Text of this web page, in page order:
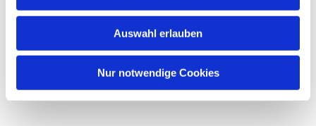
Auswahl erlauben
Nur notwendige Cookies